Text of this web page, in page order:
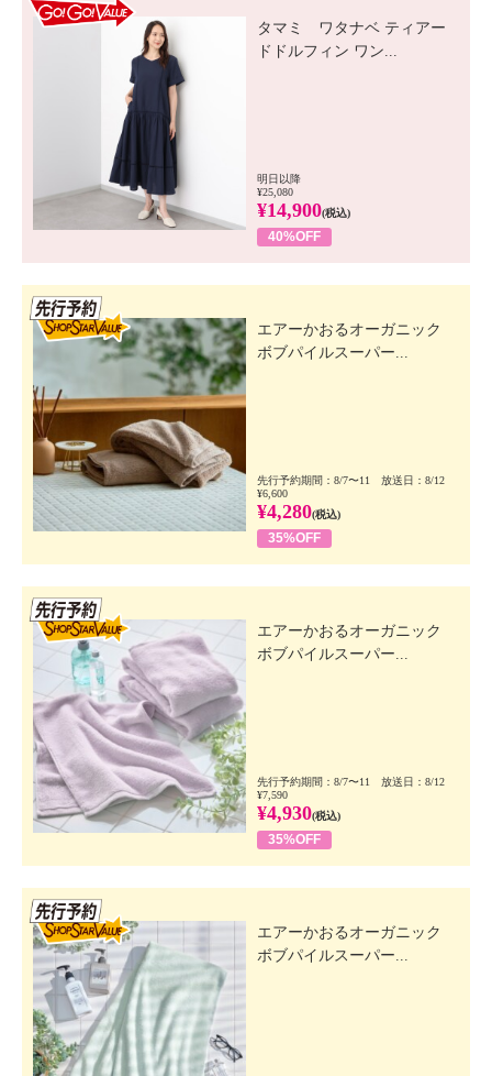
タマミ ワタナベ ティアー
ドドルフィン ワン...
明日以降
¥25,080
¥14,900(税込)
40%OFF
エアーかおるオーガニック
ボブパイルスーパー...
先行予約期間：8/7〜11 放送日：8/12
¥6,600
¥4,280(税込)
35%OFF
エアーかおるオーガニック
ボブパイルスーパー...
先行予約期間：8/7〜11 放送日：8/12
¥7,590
¥4,930(税込)
35%OFF
エアーかおるオーガニック
ボブパイルスーパー...